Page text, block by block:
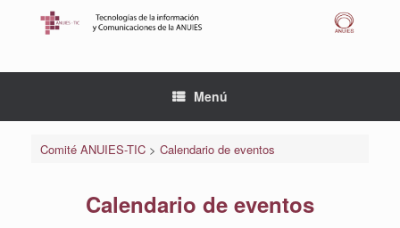
Menú
Comité ANUIES-TIC> Calendario de eventos
Calendario de eventos